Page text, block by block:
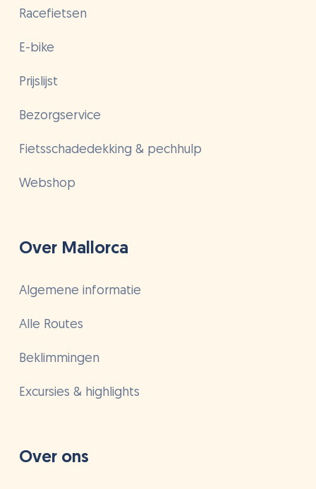
Racefietsen
E-bike
Prijslijst
Bezorgservice
Fietsschadedekking & pechhulp
Webshop
Over Mallorca
Algemene informatie
Alle Routes
Beklimmingen
Excursies & highlights
Over ons